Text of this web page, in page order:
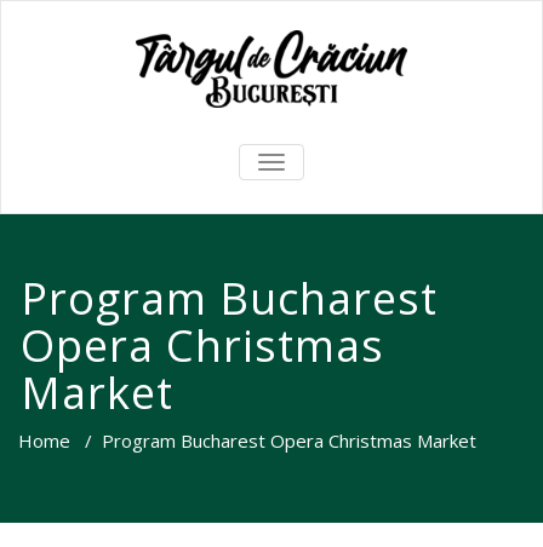
TOGGLE
NAVIGATION
Program Bucharest
Opera Christmas
Market
Home / Program Bucharest Opera Christmas Market